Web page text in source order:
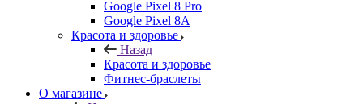
Google Pixel 8 Pro
Google Pixel 8A
Красота и здоровье
Назад
Красота и здоровье
Фитнес-браслеты
О магазине